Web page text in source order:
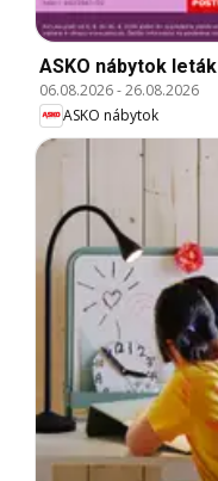
ASKO nábytok leták
06.08.2026-26.08.2026
ASKO nábytok